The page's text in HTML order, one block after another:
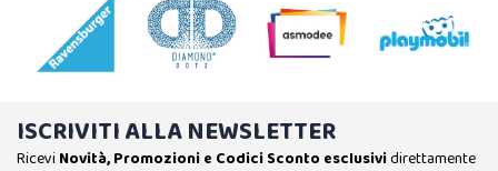
ISCRIVITI ALLA NEWSLETTER
Ricevi Novità, Promozioni e Codici Sconto esclusividirettamente